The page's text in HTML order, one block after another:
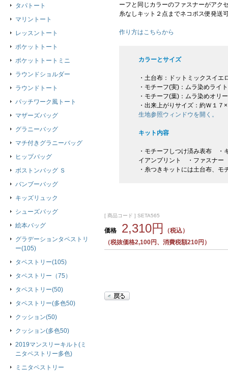
ーフと同じカラーのファスナーがアク
糸なしキット２点までネコポス便発送
作り方はこちらから
カラーとサイズ
・土台布：ドットミックスイエ
・モチーフ(実)：ムラ染めライ
・モチーフ(葉)：ムラ染めオリ
・出来上がりサイズ：約Ｗ１
生地参照ウィンドウを開く。
キット内容
・モチーフしつけ済み表布
イアンプリント ・ファスナ
・糸つきキットには土台布、
[ 商品コード ] SETA565
価格 2,310円
（税込）
（税抜価格2,100円、消費税額210円）
タパトート
マリントート
レッスントート
ポケットトート
ポケットトートミニ
ラウンドショルダー
ラウンドトート
パッチワーク風トート
マザーズバッグ
グラニーバッグ
マチ付きグラニーバッグ
ヒップバッグ
ボストンバッグ Ｓ
バンブーバッグ
キッズリュック
シューズバッグ
絵本バッグ
グラデーションタペストリ
ー(105)
タペストリー(105)
タペストリー（75）
タペストリー(50)
タペストリー(多色50)
クッション(50)
クッション(多色50)
2019マンスリーキルト(ミ
ニタペストリー多色)
ミニタペストリー